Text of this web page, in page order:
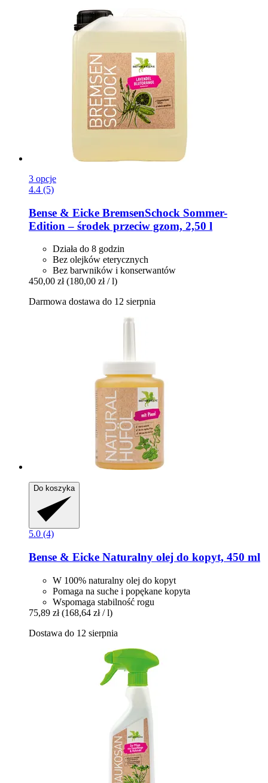
3 opcje
4.4 (5)
Bense & Eicke BremsenSchock Sommer-​
Edition – środek przeciw gzom, 2,50 l
Działa do 8 godzin
Bez olejków eterycznych
Bez barwników i konserwantów
450,00 zł (180,00 zł / l)
Darmowa dostawa do 12 sierpnia
Do koszyka
5.0 (4)
Bense & Eicke Naturalny olej do kopyt, 450 ml
W 100% naturalny olej do kopyt
Pomaga na suche i popękane kopyta
Wspomaga stabilność rogu
75,89 zł (168,64 zł / l)
Dostawa do 12 sierpnia